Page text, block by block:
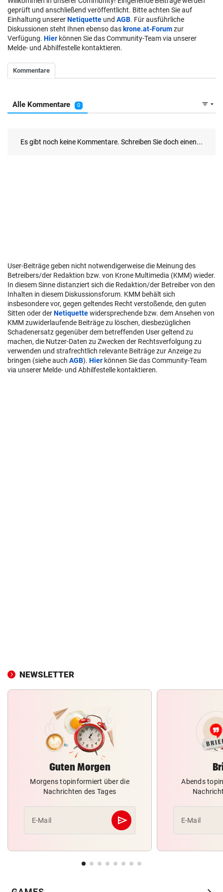
geprüft und anschließend veröffentlicht. Bitte achten Sie auf
Einhaltung unsererNetiquette und AGB. Für ausführliche
Diskussionen steht Ihnen ebenso das krone.at-Forumzur
Verfügung. Hier können Sie das Community-Team via unserer
Melde- und Abhilfestelle kontaktieren.
User-Beiträge geben nicht notwendigerweise die Meinung des
Betreibers/der Redaktion bzw. von Krone Multimedia (KMM) wieder.
In diesem Sinne distanziert sich die Redaktion/der Betreiber von den
Inhalten in diesem Diskussionsforum. KMM behält sich
insbesondere vor, gegen geltendes Recht verstoßende, den guten
Sitten oder derNetiquettewidersprechende bzw. dem Ansehen von
KMM zuwiderlaufende Beiträge zu löschen, diesbezüglichen
Schadenersatz gegenüber dem betreffenden User geltend zu
machen, die Nutzer-Daten zu Zwecken der Rechtsverfolgung zu
verwenden und strafrechtlich relevante Beiträge zur Anzeige zu
bringen (siehe auch AGB). Hier können Sie das Community-Team
via unserer Melde- und Abhilfestelle kontaktieren.
NEWSLETTER
Guten Morgen
Morgens topinformiert über die
Nachrichten des Tages
E-Mail send
Abschicken
Abends
E-Mail